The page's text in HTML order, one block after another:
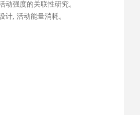
强度的关联性研究。
计, 活动能量消耗。